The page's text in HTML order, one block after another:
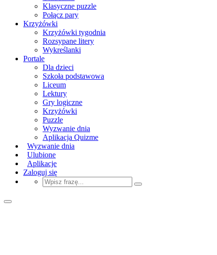
Klasyczne puzzle
Połącz pary
Krzyżówki
Krzyżówki tygodnia
Rozsypane litery
Wykreślanki
Portale
Dla dzieci
Szkoła podstawowa
Liceum
Lektury
Gry logiczne
Krzyżówki
Puzzle
Wyzwanie dnia
Aplikacja Quizme
Wyzwanie dnia
Ulubione
Aplikacje
Zaloguj się